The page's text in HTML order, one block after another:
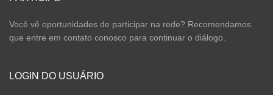
Você vê oportunidades de participar na rede? Recomendamos
que entre em contato conosco para continuar o diálogo.
LOGIN DO USUÁRIO